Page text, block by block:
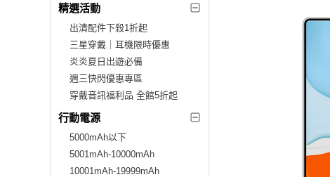
精選活動
出清配件下殺1折起
三星穿戴｜耳機限時優惠
炎炎夏日出遊必備
週三快閃優惠專區
穿戴音訊福利品 全館5折起
行動電源
5000mAh以下
5001mAh-10000mAh
10001mAh-19999mAh